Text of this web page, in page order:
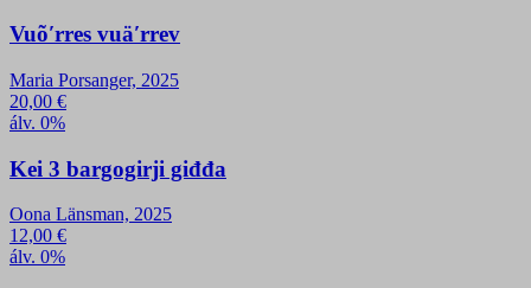
Vuõʹrres vuäʹrrev
Maria Porsanger, 2025
20,00 €
álv. 0%
Kei 3 bargogirji giđđa
Oona Länsman, 2025
12,00 €
álv. 0%